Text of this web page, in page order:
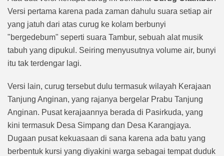
Versi pertama karena pada zaman dahulu suara setiap air
yang jatuh dari atas curug ke kolam berbunyi
"bergedebum" seperti suara Tambur, sebuah alat musik
tabuh yang dipukul. Seiring menyusutnya volume air, bunyi
itu tak terdengar lagi.
Versi lain, curug tersebut dulu termasuk wilayah Kerajaan
Tanjung Anginan, yang rajanya bergelar Prabu Tanjung
Anginan. Pusat kerajaannya berada di Pasirkuda, yang
kini termasuk Desa Simpang dan Desa Karangjaya.
Dugaan pusat kekuasaan di sana karena ada batu yang
berbentuk kursi yang diyakini warga sebagai tempat duduk